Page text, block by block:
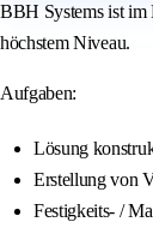
BBH Systems ist im
höchstem Niveau.
Aufgaben:
Lösung
Erstellung von
Festigkeits- /